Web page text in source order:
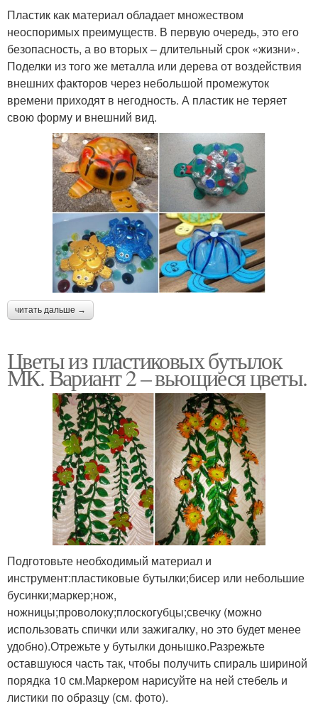
Пластик как материал обладает множеством
неоспоримых преимуществ. В первую очередь, это его
безопасность, а во вторых – длительный срок «жизни».
Поделки из того же металла или дерева от воздействия
внешних факторов через небольшой промежуток
времени приходят в негодность. А пластик не теряет
свою форму и внешний вид.
читать дальше →
Цветы из пластиковых бутылок
МК. Вариант 2 – вьющиеся цветы.
Подготовьте необходимый материал и
инструмент:пластиковые бутылки;бисер или небольшие
бусинки;маркер;нож,
ножницы;проволоку;плоскогубцы;свечку (можно
использовать спички или зажигалку, но это будет менее
удобно).Отрежьте у бутылки донышко.Разрежьте
оставшуюся часть так, чтобы получить спираль шириной
порядка 10 см.Маркером нарисуйте на ней стебель и
листики по образцу (см. фото).